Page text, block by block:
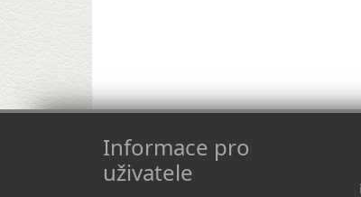
Informace pro
uživatele